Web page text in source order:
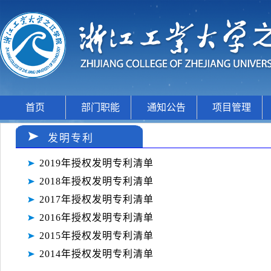
首页 部门职能 通知公告 项目管理
发明专利
2019年授权发明专利清单
2018年授权发明专利清单
2017年授权发明专利清单
2016年授权发明专利清单
2015年授权发明专利清单
2014年授权发明专利清单